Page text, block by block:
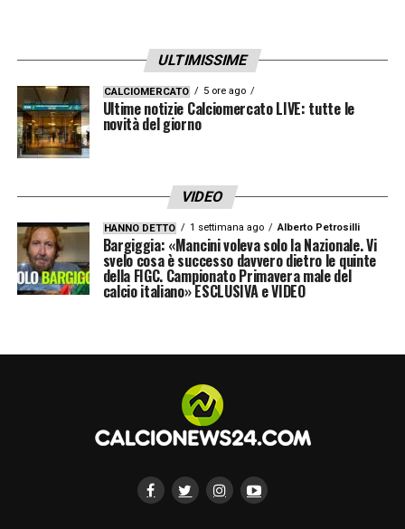
ULTIMISSIME
CALCIOMERCATO 5 ore ago
Ultime notizie Calciomercato LIVE: tutte le
novità del giorno
VIDEO
HANNO DETTO 1 settimana ago Alberto Petrosilli
Bargiggia: «Mancini voleva solo la Nazionale. Vi
svelo cosa è successo davvero dietro le quinte
della FIGC. Campionato Primavera male del
calcio italiano» ESCLUSIVA e VIDEO